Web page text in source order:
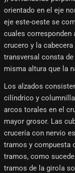
orientado en el eje
eje este-oeste se
cuales corresponden
crucero y la
transversal consta
misma altura que la
Los alzados
cilíndrico y
arcos torales en el
mayor grosor. Las
crucería con nervio
tramos y compuesta
tramos, como
tramos de la girola